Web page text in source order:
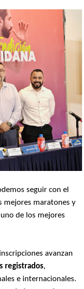
seguir con el
mejores maratones y
de los mejores
avanzan
registrados,
e internacionales.